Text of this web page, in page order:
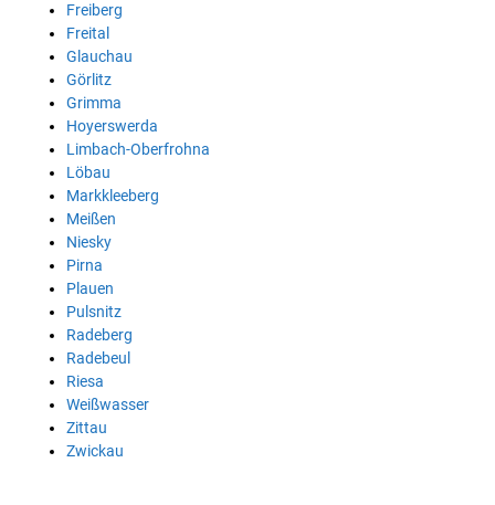
Freiberg
Freital
Glauchau
Görlitz
Grimma
Hoyerswerda
Limbach-Oberfrohna
Löbau
Markkleeberg
Meißen
Niesky
Pirna
Plauen
Pulsnitz
Radeberg
Radebeul
Riesa
Weißwasser
Zittau
Zwickau